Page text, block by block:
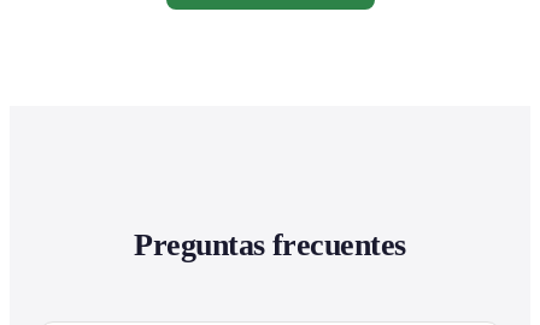
Preguntas frecuentes